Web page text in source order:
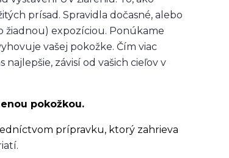
prísad. Spravidla dočasné, alebo
žiadnou) expozíciou. Ponúkame
vašej pokožke. Čím viac
závisí od vašich cieľov v
pokožkou.
prípravku, ktorý zahrieva